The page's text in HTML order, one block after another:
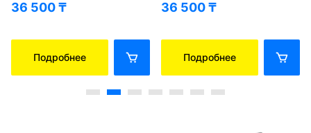
36 500₸
Подробнее
36 500₸
Подробнее